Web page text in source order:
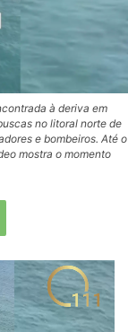
à deriva em
no litoral norte de
e bombeiros. Até o
mostra o momento